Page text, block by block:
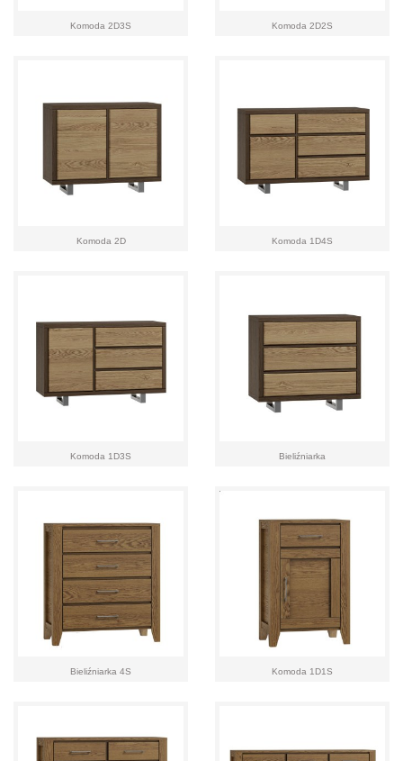
Komoda 2D3S Komoda 2D2S
Komoda 2D Komoda 1D4S
Komoda 1D3S Bieliźniarka
Bieliźniarka 4S Komoda 1D1S